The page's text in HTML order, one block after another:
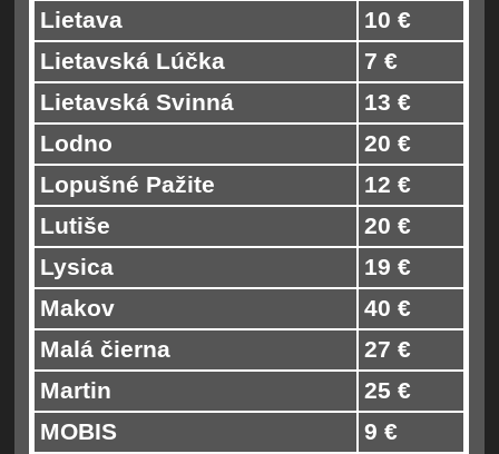
Lietava
10 €
Lietavská Lúčka
7 €
Lietavská Svinná
13 €
Lodno
20 €
Lopušné Pažite
12 €
Lutiše
20 €
Lysica
19 €
Makov
40 €
Malá čierna
27 €
Martin
25 €
MOBIS
9 €